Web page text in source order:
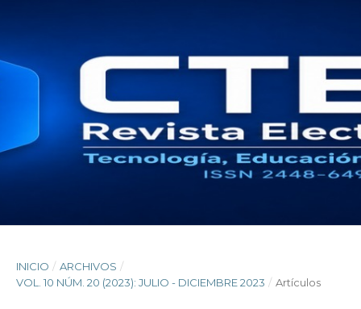
INICIO / ARCHIVOS /
VOL. 10 NÚM. 20 (2023): JULIO - DICIEMBRE 2023 / Artículos